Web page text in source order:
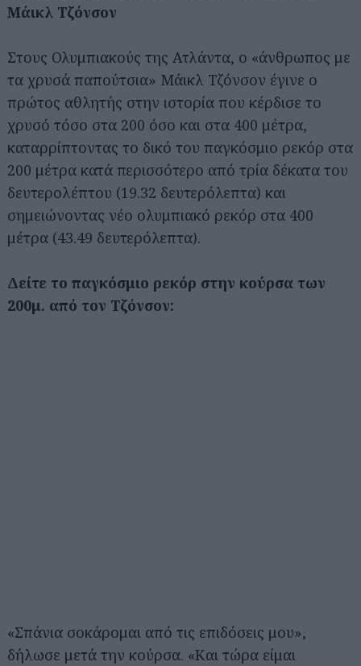
Μάικλ Τζόνσον
Στους Ολυμπιακούς της Ατλάντα, ο «άνθρωπος με
τα χρυσά παπούτσια» Μάικλ Τζόνσον έγινε ο
πρώτος αθλητής στην ιστορία που κέρδισε το
χρυσό τόσο στα 200 όσο και στα 400 μέτρα,
καταρρίπτοντας το δικό του παγκόσμιο ρεκόρ στα
200 μέτρα κατά περισσότερο από τρία δέκατα του
δευτερολέπτου (19.32 δευτερόλεπτα) και
σημειώνοντας νέο ολυμπιακό ρεκόρ στα 400
μέτρα (43.49 δευτερόλεπτα).
Δείτε το παγκόσμιο ρεκόρ στην κούρσα των
200μ. από τον Τζόνσον:
«Σπάνια σοκάρομαι από τις επιδόσεις μου»,
δήλωσε μετά την κούρσα. «Και τώρα είμαι